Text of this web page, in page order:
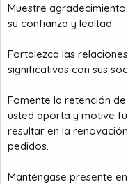
m
a
i
c
Muestre
su confianza y lealtad.
Fortalezca las
significativas con sus
Fomente la retención
usted aporta y motive
resultar en la
pedidos.
Manténgase presente